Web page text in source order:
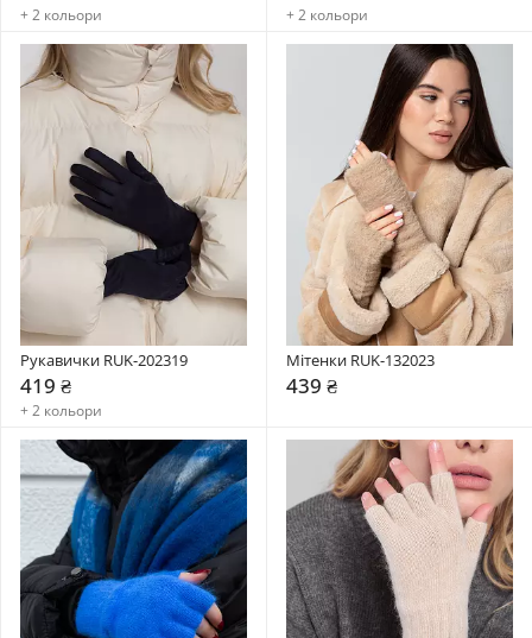
+ 2 кольори + 2 кольори
Рукавички RUK-202319
419 ₴
+ 2 кольори
Мітенки RUK-132023
439 ₴